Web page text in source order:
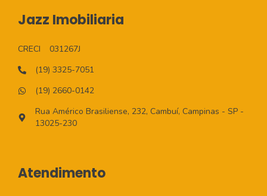
Jazz Imobiliaria
CRECI
031267J
(19) 3325-7051
(19) 2660-0142
Rua Américo Brasiliense, 232, Cambuí, Campinas - SP -
13025-230
Atendimento